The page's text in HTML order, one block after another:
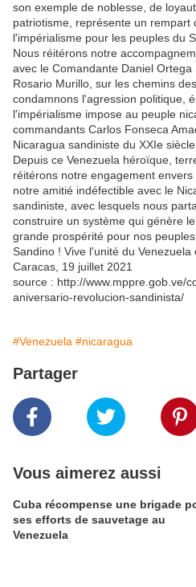
son exemple de noblesse, de
patriotisme, représente un rempart
l'impérialisme pour les peuples du
Nous réitérons notre
avec le Comandante Daniel
Rosario Murillo, sur les chemins
condamnons l'agression politique,
l'impérialisme impose au peuple
commandants Carlos Fonseca
Nicaragua sandiniste du XXIe siècle.
Depuis ce Venezuela héroïque,
réitérons notre engagement
notre amitié indéfectible avec le
sandiniste, avec lesquels nous
construire un système qui génère
grande prospérité pour nos
Sandino ! Vive l'unité du Venezuela
Caracas, 19 juillet 2021
source : http://www.mppre.gob.ve/
aniversario-revolucion-sandinista/
#Venezuela #nicaragua
Partager
Vous aimerez aussi
Cuba récompense une brigade
ses efforts de sauvetage au
Venezuela